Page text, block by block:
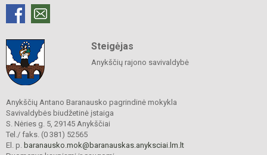
Steigėjas
Anykščių rajono savivaldybė
Anykščių Antano Baranausko pagrindinė mokykla
Savivaldybės biudžetinė įstaiga
S. Nėries g. 5, 29145 Anykščiai
Tel./ faks. (0 381) 52565
El. p. baranausko.mok@baranauskas.anyksciai.lm.lt